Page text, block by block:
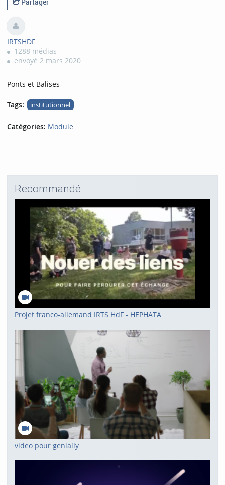
IRTSHDF
1288 médias
envoyé 2 mars 2020
Ponts et Balises
Tags: institutionnel
Catégories: Module
Recommandé
Projet franco-allemand IRTS HdF - HEPHATA
video pour genially